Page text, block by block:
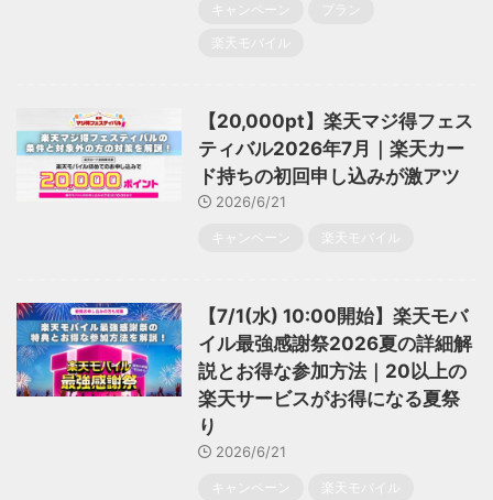
キャンペーン
プラン
楽天モバイル
【20,000pt】楽天マジ得フェス
ティバル2026年7月｜楽天カー
ド持ちの初回申し込みが激アツ
2026/6/21
キャンペーン 楽天モバイル
【7/1(水) 10:00開始】楽天モバ
イル最強感謝祭2026夏の詳細解
説とお得な参加方法｜20以上の
楽天サービスがお得になる夏祭
り
2026/6/21
キャンペーン 楽天モバイル